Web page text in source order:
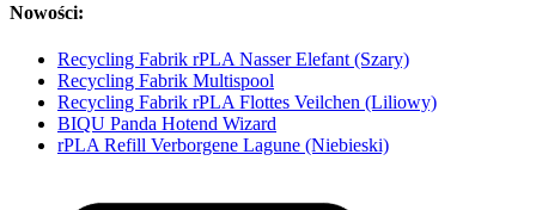
Nowości:
Recycling Fabrik rPLA Nasser Elefant (Szary)
Recycling Fabrik Multispool
Recycling Fabrik rPLA Flottes Veilchen (Liliowy)
BIQU Panda Hotend Wizard
rPLA Refill Verborgene Lagune (Niebieski)